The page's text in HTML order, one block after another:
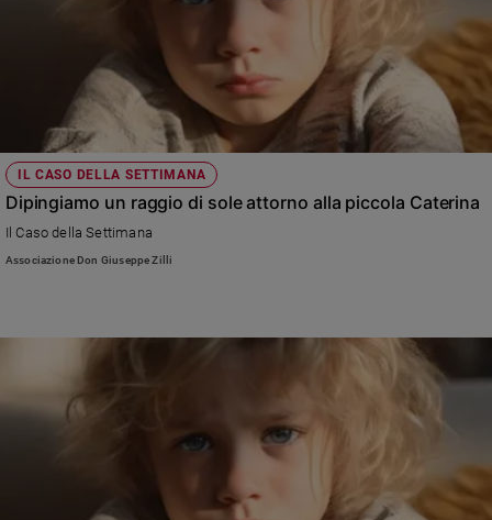
IL CASO DELLA SETTIMANA
Dipingiamo un raggio di sole attorno alla piccola Caterina
Il Caso della Settimana
Associazione Don Giuseppe Zilli